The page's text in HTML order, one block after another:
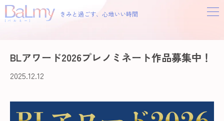
きみと過ごす、心地いい時間
BLアワード2026プレノミネート作品募集中！
2025.12.12